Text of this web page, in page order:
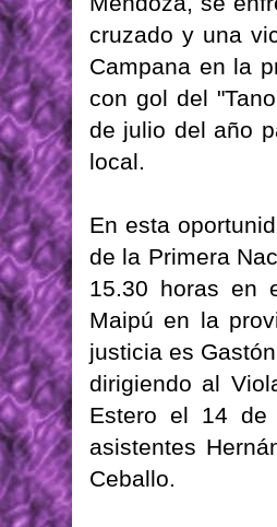
cruzado y una
Campana en la
con gol del
de julio del año
local.
En esta
de la Primera
15.30 horas en
Maipú en la
justicia es
dirigiendo al
Estero el 14 de
asistentes
Ceballo.